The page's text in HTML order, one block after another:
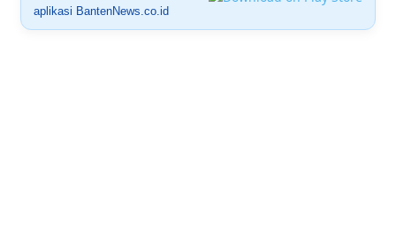
aplikasi BantenNews.co.id